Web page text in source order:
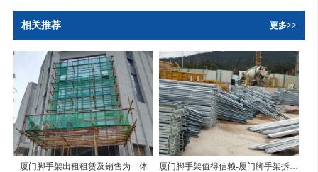
相关推荐 更多>>
厦门脚手架出租租赁及销售为一体